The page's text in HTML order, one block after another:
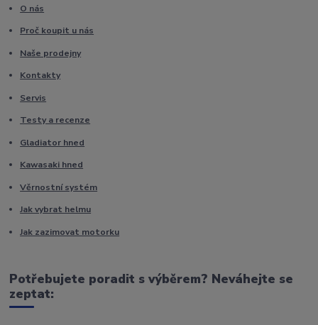
O nás
Proč koupit u nás
Naše prodejny
Kontakty
Servis
Testy a recenze
Gladiator hned
Kawasaki hned
Věrnostní systém
Jak vybrat helmu
Jak zazimovat motorku
Potřebujete poradit s výběrem? Neváhejte se
zeptat: